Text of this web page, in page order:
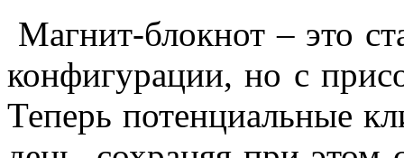
Магнит-блокнот – это
конфигурации, но с
Теперь потенциальные